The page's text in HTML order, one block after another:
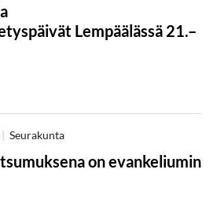
Lempäälässä 21.–
Seurakunta
on evankeliumin